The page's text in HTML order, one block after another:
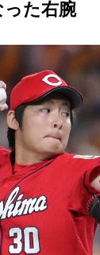
た右腕